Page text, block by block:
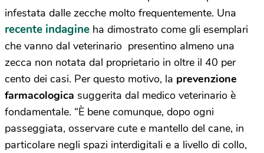
infestata dalle zecche molto frequentemente. Una
recente indagine ha dimostrato come gli esemplari
che vanno dal veterinario presentino almeno una
zecca non notata dal proprietario in oltre il 40 per
cento dei casi. Per questo motivo, la prevenzione
farmacologica suggerita dal medico veterinario è
fondamentale. “È bene comunque, dopo ogni
passeggiata, osservare cute e mantello del cane, in
particolare negli spazi interdigitali e a livello di collo,